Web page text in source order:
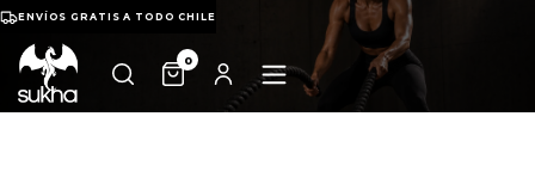
ENVÍOS GRATIS A TODO CHILE
0